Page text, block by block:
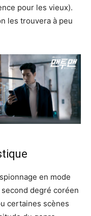
pour les vieux).
les trouvera à peu
en mode
degré coréen
certaines scènes